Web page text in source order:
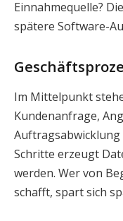
Einnahmequelle?
spätere Software-
Im Mittelpunkt
Kundenanfrage,
Auftragsabwicklung
Schritte erzeugt
werden. Wer von
schafft, spart sich